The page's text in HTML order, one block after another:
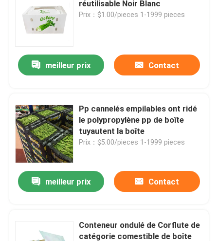
réutilisable Noir Blanc
Prix：$1.00/pieces 1-1999 pieces
meilleur prix Contact
Pp cannelés empilables ont ridé
le polypropylène pp de boîte
tuyautent la boîte
Prix：$5.00/pieces 1-1999 pieces
meilleur prix Contact
Conteneur ondulé de Corflute de
catégorie comestible de boîte